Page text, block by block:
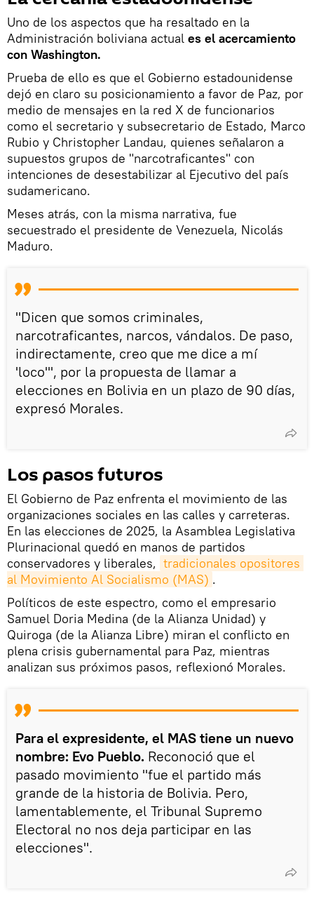
Uno de los aspectos que ha resaltado en la
Administración boliviana actual es el acercamiento
con Washington.
Prueba de ello es que el Gobierno estadounidense
dejó en claro su posicionamiento a favor de Paz, por
medio de mensajes en la red X de funcionarios
como el secretario y subsecretario de Estado, Marco
Rubio y Christopher Landau, quienes señalaron a
supuestos grupos de "narcotraficantes" con
intenciones de desestabilizar al Ejecutivo del país
sudamericano.
Meses atrás, con la misma narrativa, fue
secuestrado el presidente de Venezuela, Nicolás
Maduro.
"Dicen que somos criminales,
narcotraficantes, narcos, vándalos. De paso,
indirectamente, creo que me dice a mí
'loco'", por la propuesta de llamar a
elecciones en Bolivia en un plazo de 90 días,
expresó Morales.
Los pasos futuros
El Gobierno de Paz enfrenta el movimiento de las
organizaciones sociales en las calles y carreteras.
En las elecciones de 2025, la Asamblea Legislativa
Plurinacional quedó en manos de partidos
conservadores y liberales, tradicionales opositores
al Movimiento Al Socialismo (MAS) .
Políticos de este espectro, como el empresario
Samuel Doria Medina (de la Alianza Unidad) y
Quiroga (de la Alianza Libre) miran el conflicto en
plena crisis gubernamental para Paz, mientras
analizan sus próximos pasos, reflexionó Morales.
Para el expresidente, el MAS tiene un nuevo
nombre: Evo Pueblo. Reconoció que el
pasado movimiento "fue el partido más
grande de la historia de Bolivia. Pero,
lamentablemente, el Tribunal Supremo
Electoral no nos deja participar en las
elecciones".